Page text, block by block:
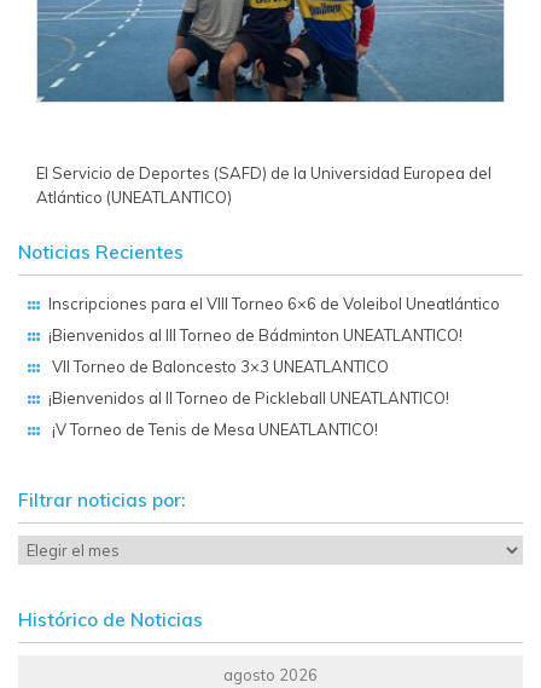
El Servicio de Deportes (SAFD) de la Universidad Europea del
Atlántico (UNEATLANTICO)
Noticias Recientes
Inscripciones para el VIII Torneo 6×6 de Voleibol Uneatlántico
¡Bienvenidos al III Torneo de Bádminton UNEATLANTICO!
VII Torneo de Baloncesto 3×3 UNEATLANTICO
¡Bienvenidos al II Torneo de Pickleball UNEATLANTICO!
¡V Torneo de Tenis de Mesa UNEATLANTICO!
Filtrar noticias por:
Histórico de Noticias
agosto 2026